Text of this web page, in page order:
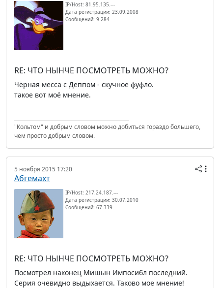
IP/Host: 81.95.135.---
Дата регистрации: 23.09.2008
Сообщений: 9 284
RE: ЧТО НЫНЧЕ ПОСМОТРЕТЬ МОЖНО?
Чёрная месса с Деппом - скучное фуфло.
такое вот моё мнение.
"Кольтом" и добрым словом можно добиться гораздо большего,
чем просто добрым словом.
5 ноября 2015 17:20
Абгемахт
IP/Host: 217.24.187.---
Дата регистрации: 30.07.2010
Сообщений: 67 339
RE: ЧТО НЫНЧЕ ПОСМОТРЕТЬ МОЖНО?
Посмотрел наконец Мишын Импосибл последний.
Серия очевидно выдыхается. Таково мое мнение!